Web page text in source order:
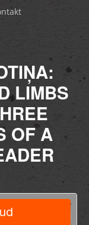
LIMBS
OF A